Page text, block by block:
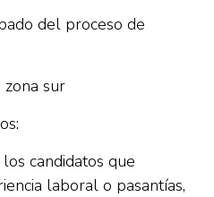
del proceso de
sur
candidatos que
laboral o pasantías,